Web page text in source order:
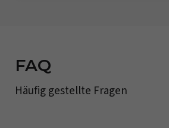
FAQ
Häufig gestellte Fragen